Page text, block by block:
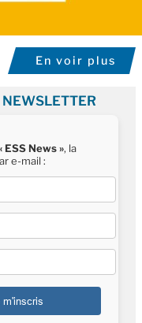
En voir plus
ESS News », la
e-mail :